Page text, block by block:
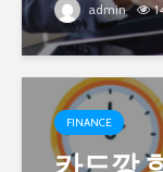
admin
FINANCE
카드깡